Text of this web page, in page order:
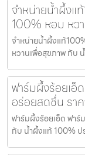
จำหน่ายน้ำผึ้งแ
100% หอม หว
จำหน่ายน้ำผึ้งแท้
หวานเพื่อสุขภาพ กับ
ฟาร์มผึ้งร้อยเอ็
อร่อยสดชื่น รา
ฟาร์มผึ้งร้อยเอ็ด ฟา
กับ น้ำผึ้งแท้ 100% ป